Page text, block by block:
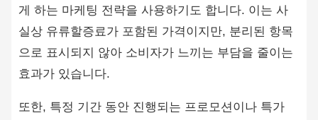
게 하는 마케팅 전략을 사용하기도 합니다. 이는 사
실상 유류할증료가 포함된 가격이지만, 분리된 항목
으로 표시되지 않아 소비자가 느끼는 부담을 줄이는
효과가 있습니다.
또한, 특정 기간 동안 진행되는 프로모션이나 특가